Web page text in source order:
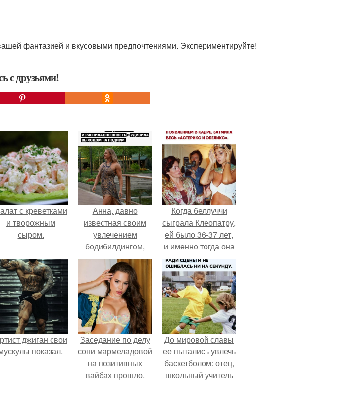
фантазией и вкусовыми предпочтениями. Экспериментируйте!
с друзьями!
с креветками
и творожным
сыром.
Анна, давно
известная своим
увлечением
бодибилдингом,
впервые
попробовала себя
в роли модели.
Когда беллуччи
сыграла Клеопатру,
ей было 36-37 лет,
и именно тогда она
находилась на
вершине карьеры.
джиган свои
показал.
Заседание по делу
сони мармеладовой
на позитивных
вайбах прошло.
До мировой славы
ее пытались увлечь
баскетболом: отец,
школьный учитель